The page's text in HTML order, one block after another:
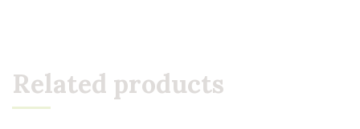
Related products